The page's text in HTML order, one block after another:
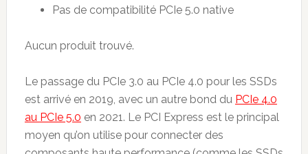
Pas de compatibilité PCIe 5.0 native
Aucun produit trouvé.
Le passage du PCIe 3.0 au PCIe 4.0 pour les SSDs
est arrivé en 2019, avec un autre bond du PCIe 4.0
au PCIe 5.0 en 2021. Le PCI Express est le principal
moyen qu’on utilise pour connecter des